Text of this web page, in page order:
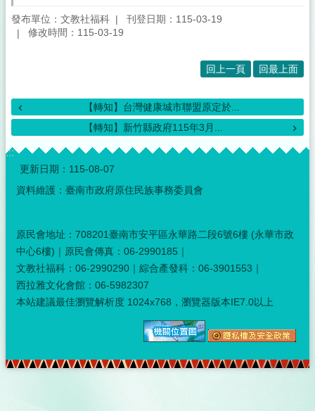
發布單位：文教社福科
刊登日期：115-03-19
修改時間：115-03-19
回上一頁 回最上面
【轉知】台灣健康城市聯盟原定於...
【轉知】新竹縣政府115年3月...
:::
更新日期： 115-08-07
資料維護：臺南市政府原住民族事務委員會
原民會地址：708201臺南市安平區永華路二段6號6樓 (永華市政
中心6樓)｜原民會傳真：06-2990185｜
文教社福科：06-2990290｜綜合產發科：06-3901553｜
西拉雅文化會館：06-5982307
本站建議最佳瀏覽解析度 1024x768，瀏覽器版本IE7.0以上